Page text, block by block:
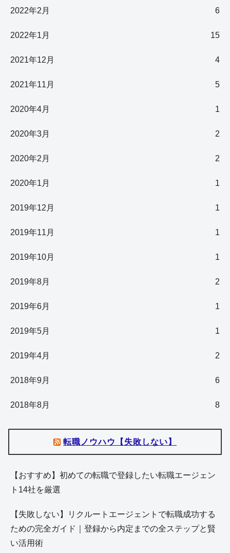
2022年2月 6
2022年1月 15
2021年12月 4
2021年11月 5
2020年4月 1
2020年3月 2
2020年2月 2
2020年1月 1
2019年12月 1
2019年11月 1
2019年10月 1
2019年8月 2
2019年6月 1
2019年5月 1
2019年4月 2
2018年9月 6
2018年8月 8
転職ノウハウ【失敗しない】
【おすすめ】初めての転職で登録したい転職エージェン
ト14社を厳選
【失敗しない】リクルートエージェントで転職成功する
ための完全ガイド｜登録から内定までの全ステップと賢
い活用術